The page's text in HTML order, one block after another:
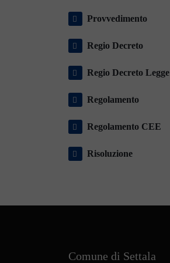
Provvedimento
Regio Decreto
Regio Decreto Legge
Regolamento
Regolamento CEE
Risoluzione
Comune di Settala